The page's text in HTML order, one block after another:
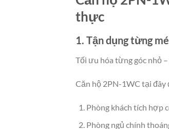
thực
1. Tận dụng từng
Tối ưu hóa từng góc nhỏ
Căn hộ 2PN-1WC tại
Phòng khách tích hợp
Phòng ngủ chính